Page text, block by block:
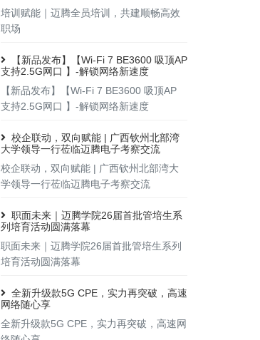
培训赋能｜迈腾全员培训，共建顺畅高效
职场
【新品发布】【Wi-Fi 7 BE3600 吸顶AP
支持2.5G网口 】-解锁网络新速度
【新品发布】【Wi-Fi 7 BE3600 吸顶AP
支持2.5G网口 】-解锁网络新速度
校企联动，双向赋能 | 广西钦州北部湾
大学领导一行莅临迈腾电子考察交流
校企联动，双向赋能 | 广西钦州北部湾大
学领导一行莅临迈腾电子考察交流
职面未来｜迈腾学院26届首批管培生系
列培育活动圆满落幕
职面未来｜迈腾学院26届首批管培生系列
培育活动圆满落幕
全新升级款5G CPE，实力再突破，高速
网络随心享
全新升级款5G CPE，实力再突破，高速网